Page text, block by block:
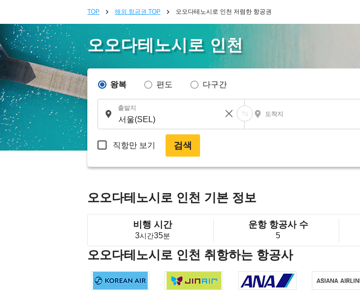
TOP 해외 항공권 TOP 오오다테노시로 인천 저렴한 항공권
오오다테노시로 인천
왕복 편도 다구간
출발지
도착지
직항만 보기 검색
오오다테노시로 인천 기본 정보
비행 시간
3시간35분
운항 항공사 수
5
오오다테노시로 인천 취항하는 항공사